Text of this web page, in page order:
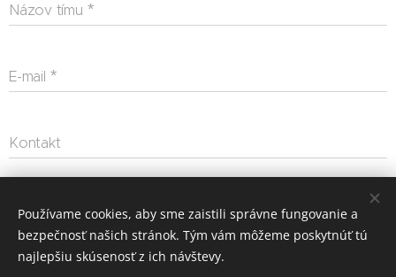
Názov tímu
E-mail
Kontakt
Odoslať
Používame cookies, aby sme zaistili správne fungovanie a
bezpečnosť našich stránok. Tým vám môžeme poskytnúť tú
najlepšiu skúsenosť z ich návštevy.